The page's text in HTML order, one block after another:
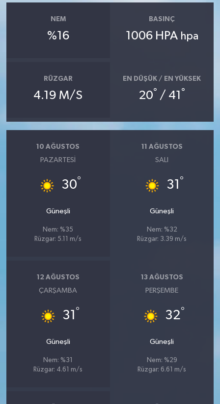
NEM
%16
BASINÇ
1006 HPA hpa
RÜZGAR
4.19 M/S
EN DÜŞÜK / EN YÜKSEK
20° / 41 °
10 AĞUSTOS
PAZARTESI
30°
Güneşli
Nem: %35
Rüzgar: 5.11 m/s
11 AĞUSTOS
SALI
31 °
Güneşli
Nem: %32
Rüzgar: 3.39 m/s
12 AĞUSTOS
ÇARŞAMBA
31 °
Güneşli
Nem: %31
Rüzgar: 4.61 m/s
13 AĞUSTOS
PERŞEMBE
32°
Güneşli
Nem: %29
Rüzgar: 6.61 m/s